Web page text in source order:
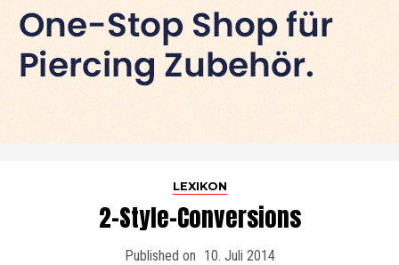
LEXIKON
2-Style-Conversions
Published on 10. Juli 2014